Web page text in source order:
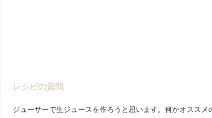
レシピの質問
ジューサーで生ジュースを作ろうと思います。何かオススメ